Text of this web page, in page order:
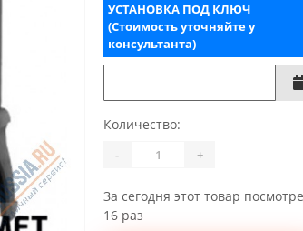
УСТАНОВКА ПОД КЛЮЧ
(Стоимость уточняйте у
консультанта)
Количество:
- +
За сегодня этот товар
16 раз